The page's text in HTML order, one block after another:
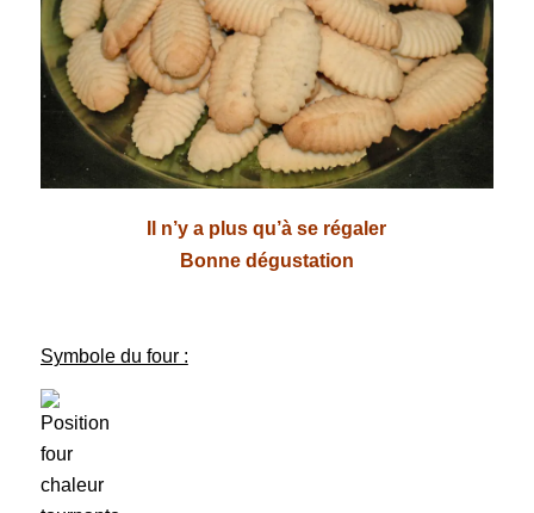
Il n’y a plus qu’à se régaler
Bonne dégustation
Symbole du four :